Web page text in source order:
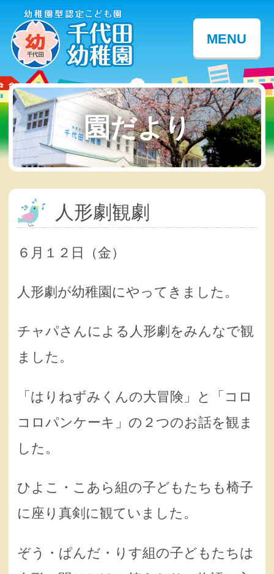
MENU
園だより
人形劇観劇
６月１２日（金）
人形劇が幼稚園にやってきました。
チャパさんによる人形劇をみんなで観
ました。
「はりねずみくんの大冒険」と「コロ
コロパンケーキ」の２つのお話を観ま
した。
ひよこ・こあら組の子どもたちも椅子
に座り真剣に観ていました。
ぞう・ぱんだ・りす組の子どもたちは